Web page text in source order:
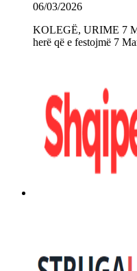
06/03/2026
KOLEGË, URIME 7
herë që e festojmë 7